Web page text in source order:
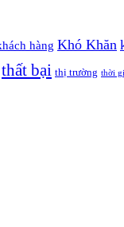
hàng Khó Khăn
thất bại thị trường thời